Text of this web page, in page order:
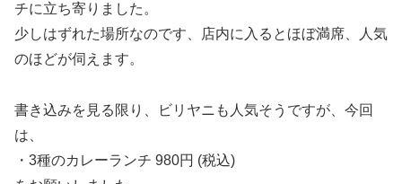
チに立ち寄りました。
少しはずれた場所なのです、店内に入るとほぼ満席、人気
のほどが伺えます。
書き込みを見る限り、ビリヤニも人気そうですが、今回
は、
・3種のカレーランチ 980円 (税込)